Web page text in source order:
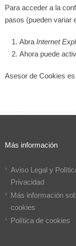
Para acceder a la
pasos (pueden variar
Abra Internet
Ahora puede
Asesor de Cookies
Más información
Aviso Legal y
Privacidad
Más información
cookies
Política de cookies